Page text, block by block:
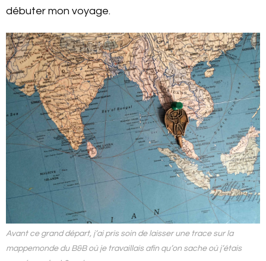
débuter mon voyage.
Avant ce grand départ, j’ai pris soin de laisser une trace sur la
mappemonde du B&B où je travaillais afin qu’on sache où j’étais